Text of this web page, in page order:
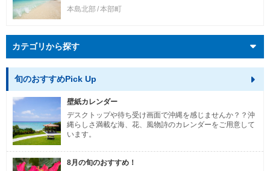
本島北部 本部町
カテゴリから探す
旬のおすすめPick Up
壁紙カレンダー
デスクトップや待ち受け画面で沖縄を感じませんか？？沖
縄らしさ満載な海、花、風物詩のカレンダーをご用意して
います。
8月の旬のおすすめ！